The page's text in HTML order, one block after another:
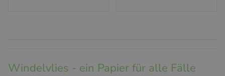
Windelvlies - ein Papier für alle Fälle